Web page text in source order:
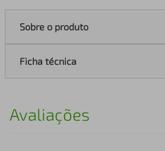
Sobre o produto
Ficha técnica
Avaliações